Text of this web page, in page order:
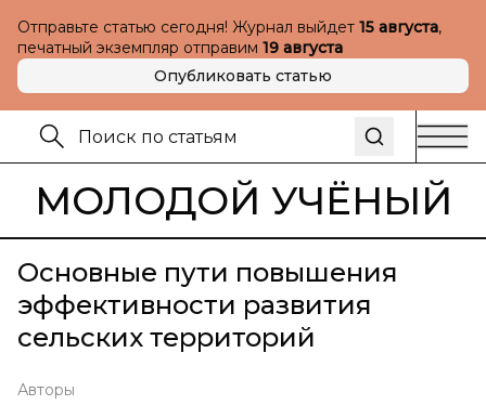
Отправьте статью сегодня! Журнал выйдет 15 августа,
печатный экземпляр отправим 19 августа
Опубликовать статью
МОЛОДОЙ УЧЁНЫЙ
Основные пути повышения
эффективности развития
сельских территорий
Авторы